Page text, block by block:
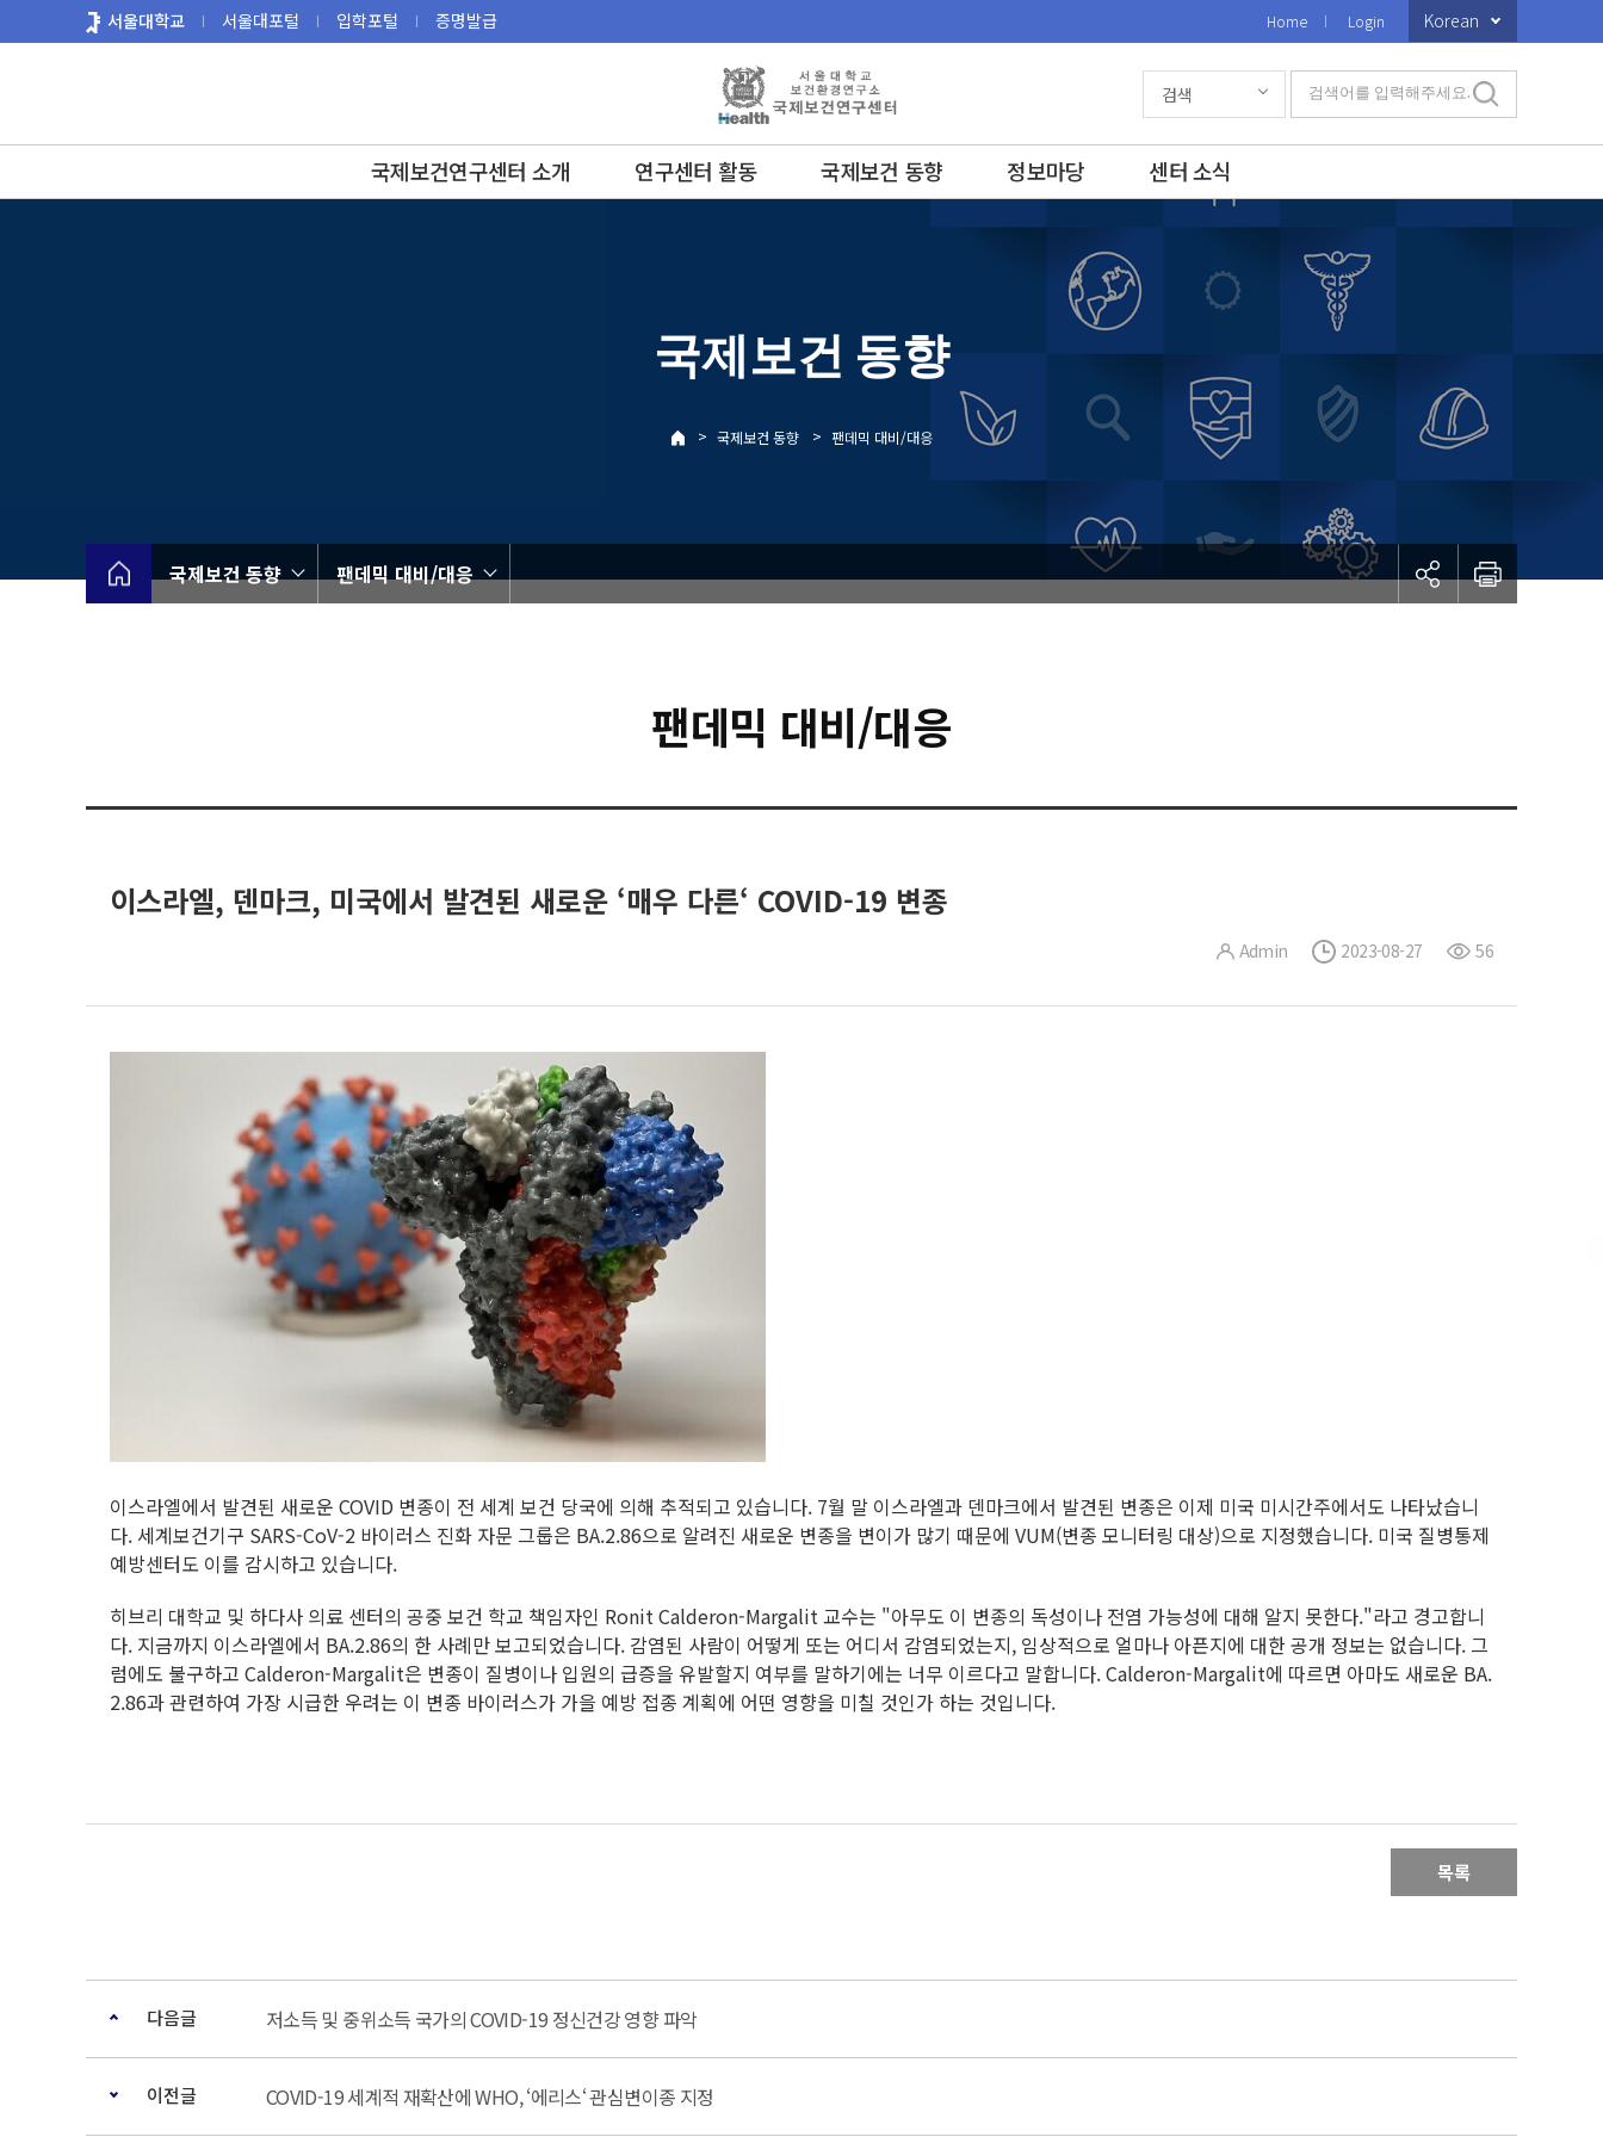
로
서울대학교 서울대포털 입학포털 증명발급 Home Login Korean
국제보건연구센터 소개 연구센터 활동 국제보건 동향 정보마당 센터 소식
검색 검색어를 입력해주세요.
국제보건 동향
> 국제보건 동향 > 팬데믹 대비/대응
국제보건 동향 팬데믹 대비/대응
팬데믹 대비/대응
이스라엘, 덴마크, 미국에서 발견된 새로운 ‘매우 다른‘ COVID-19 변종
Admin 2023-08-27 56
이스라엘에서 발견된 새로운 COVID 변종이 전 세계 보건 당국에 의해 추적되고 있습니다. 7월 말 이스라엘과 덴마크에서 발견된 변종은 이제 미국 미시간주에서도 나타났습니
다. 세계보건기구 SARS-CoV-2 바이러스 진화 자문 그룹은 BA.2.86으로 알려진 새로운 변종을 변이가 많기 때문에 VUM(변종 모니터링 대상)으로 지정했습니다. 미국 질병통제
예방센터도 이를 감시하고 있습니다.
히브리 대학교 및 하다사 의료 센터의 공중 보건 학교 책임자인 Ronit Calderon-Margalit 교수는 "아무도 이 변종의 독성이나 전염 가능성에 대해 알지 못한다."라고 경고합니
다. 지금까지 이스라엘에서 BA.2.86의 한 사례만 보고되었습니다. 감염된 사람이 어떻게 또는 어디서 감염되었는지, 임상적으로 얼마나 아픈지에 대한 공개 정보는 없습니다. 그
럼에도 불구하고 Calderon-Margalit은 변종이 질병이나 입원의 급증을 유발할지 여부를 말하기에는 너무 이르다고 말합니다. Calderon-Margalit에 따르면 아마도 새로운 BA.
2.86과 관련하여 가장 시급한 우려는 이 변종 바이러스가 가을 예방 접종 계획에 어떤 영향을 미칠 것인가 하는 것입니다.
목록
다음글 저소득 및 중위소득 국가의 COVID-19 정신건강 영향 파악
이전글 COVID-19 세계적 재확산에 WHO, ‘에리스‘ 관심변이종 지정